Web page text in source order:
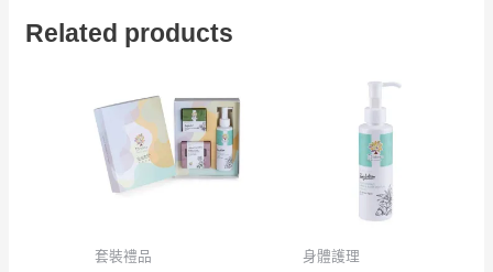
Related products
套裝禮品 身體護理